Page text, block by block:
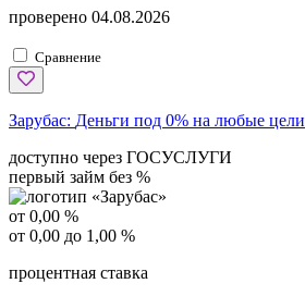
проверено 04.08.2026
Сравнение
Зарубас: Деньги под 0% на любые цели
доступно через ГОСУСЛУГИ
первый займ без %
от 0,00 %
от 0,00 до 1,00 %
процентная ставка